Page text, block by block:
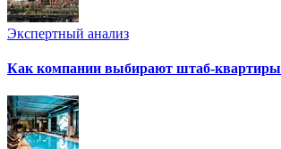
Экспертный анализ
Как компании выбирают штаб-квартиры